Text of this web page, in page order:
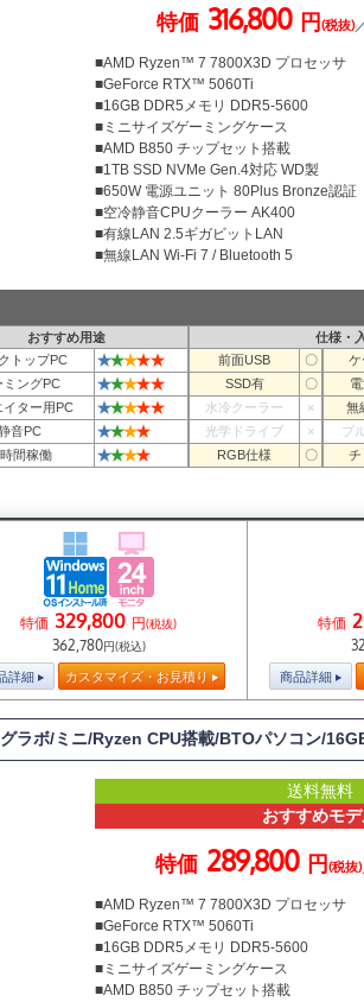
特価 316,800 円(税抜)
■AMD Ryzen™ 7 7800X3D プロセッサ
■GeForce RTX™ 5060Ti
■16GB DDR5メモリ DDR5-5600
■ミニサイズゲーミングケース
■AMD B850 チップセット搭載
■1TB SSD NVMe Gen.4対応 WD製
■650W 電源ユニット 80Plus Bronze認証
■空冷静音CPUクーラー AK400
■有線LAN 2.5ギガビットLAN
■無線LAN Wi-Fi 7 / Bluetooth 5
おすすめ用途
仕様・
トップPC ★★★★★ 前面USB 〇 ケ
ミングPC ★★★★★ SSD有 〇
イター用PC ★★★★★ 水冷クーラー × 無
音PC ★★★★ 光学ドライブ × ブ
間稼働 ★★★★ RGB仕様 〇 チ
特価 329,800 円(税抜)
362,780円(税込)
詳細 カスタマイズ・お見積り
特価
商品詳細
ラボ/ミニ/Ryzen CPU搭載/BTOパソコン/
送料無料
おすすめモ
特価 289,800 円(税抜)
■AMD Ryzen™ 7 7800X3D プロセッサ
■GeForce RTX™ 5060Ti
■16GB DDR5メモリ DDR5-5600
■ミニサイズゲーミングケース
■AMD B850 チップセット搭載